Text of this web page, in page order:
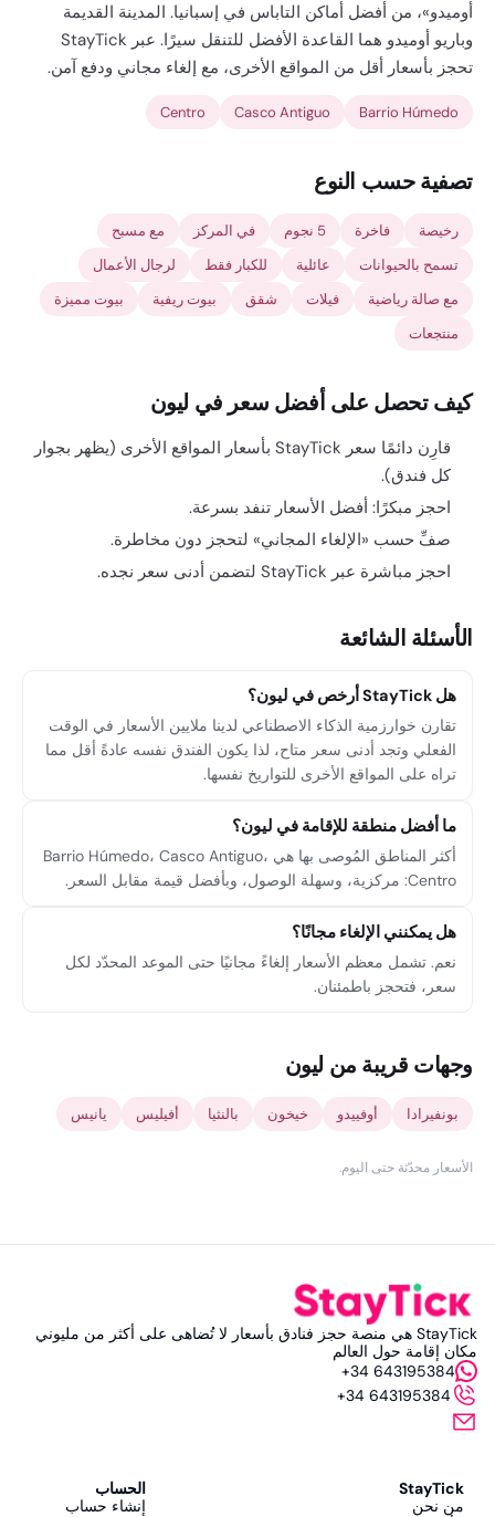
أوميدو»، من أفضل أماكن التاباس في إسبانيا. المدينة القديمة
وباريو أوميدو هما القاعدة الأفضل للتنقل سيرًا. عبر StayTick
تحجز بأسعار أقل من المواقع الأخرى، مع إلغاء مجاني ودفع آمن.
Barrio Húmedo
Casco Antiguo
Centro
تصفية حسب النوع
رخيصة فاخرة 5 نجوم في المركز
مع مسبح
تسمح بالحيوانات
عائلية للكبار فقط
لرجال الأعمال
مع صالة رياضية
فيلات شقق بيوت ريفية
بيوت مميزة
منتجعات
كيف تحصل على أفضل سعر في ليون
قارِن دائمًا سعر StayTick بأسعار المواقع الأخرى (يظهر بجوار
كل فندق).
احجز مبكرًا: أفضل الأسعار تنفد بسرعة.
صفِّ حسب «الإلغاء المجاني» لتحجز دون مخاطرة.
احجز مباشرة عبر StayTick لتضمن أدنى سعر نجده.
الأسئلة الشائعة
هل StayTick أرخص في ليون؟
تقارن خوارزمية الذكاء الاصطناعي لدينا ملايين الأسعار في الوقت
الفعلي وتجد أدنى سعر متاح، لذا يكون الفندق نفسه عادةً أقل مما
تراه على المواقع الأخرى للتواريخ نفسها.
ما أفضل منطقة للإقامة في ليون؟
أكثر المناطق المُوصى بها هي Barrio Húmedo، Casco Antiguo،
Centro: مركزية، وسهلة الوصول، وبأفضل قيمة مقابل السعر.
هل يمكنني الإلغاء مجانًا؟
نعم. تشمل معظم الأسعار إلغاءً مجانيًا حتى الموعد المحدّد لكل
سعر، فتحجز باطمئنان.
وجهات قريبة من ليون
بونفيرادا أوفييدو خيخون بالنثيا أفيليس يانيس
الأسعار محدّثة حتى اليوم.
StayTick هي منصة حجز فنادق بأسعار لا تُضاهى على أكثر من مليوني
مكان إقامة حول العالم
+34 643195384
+34 643195384
StayTick
من نحن
الحساب
إنشاء حساب